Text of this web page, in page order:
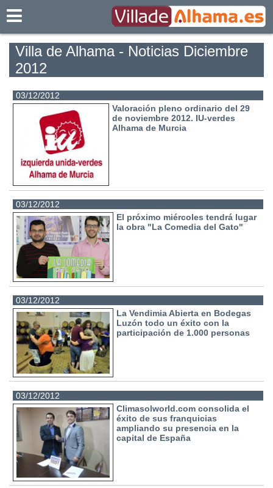
Villa de Alhama - Noticias Diciembre
2012
03/12/2012
Valoración pleno ordinario del 29
de noviembre 2012. IU-verdes
Alhama de Murcia
03/12/2012
El próximo miércoles tendrá lugar
la obra "La Comedia del Gato"
03/12/2012
La Vendimia Abierta en Bodegas
Luzón todo un éxito con la
participación de 1.000 personas
03/12/2012
Climasolworld.com consolida el
éxito de sus franquicias
ampliando su presencia en la
capital de España